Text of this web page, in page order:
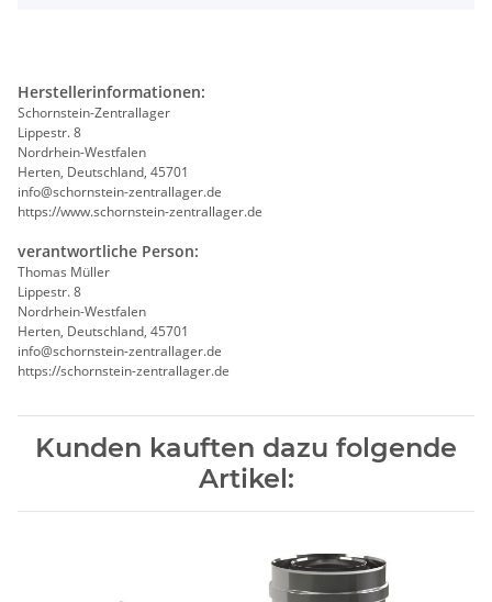
Herstellerinformationen:
Schornstein-Zentrallager
Lippestr. 8
Nordrhein-Westfalen
Herten, Deutschland, 45701
info@schornstein-zentrallager.de
https://www.schornstein-zentrallager.de
verantwortliche Person:
Thomas Müller
Lippestr. 8
Nordrhein-Westfalen
Herten, Deutschland, 45701
info@schornstein-zentrallager.de
https://schornstein-zentrallager.de
Kunden kauften dazu folgende
Artikel: